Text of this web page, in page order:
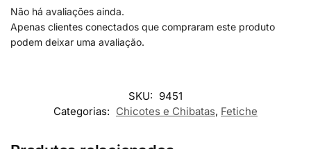
Não há avaliações ainda.
Apenas clientes conectados que compraram este produto
podem deixar uma avaliação.
SKU: 9451
Categorias: Chicotes e Chibatas, Fetiche